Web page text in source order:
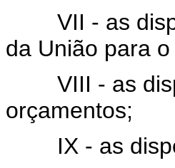
VII - as
da União para
VIII - as
orçamentos;
IX - as